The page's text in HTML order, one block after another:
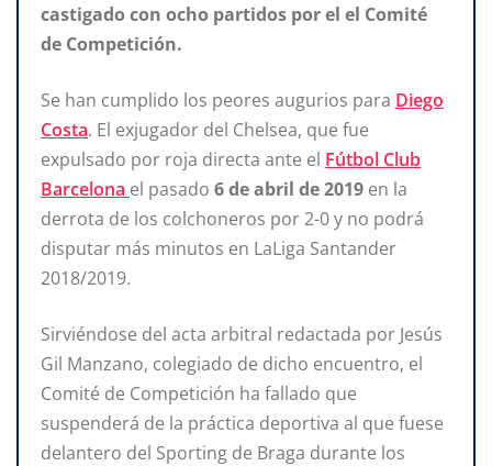
castigado con ocho partidos por el el Comité
de Competición.
Se han cumplido los peores augurios para Diego
Costa. El exjugador del Chelsea, que fue
expulsado por roja directa ante el Fútbol Club
Barcelona el pasado 6 de abril de 2019 en la
derrota de los colchoneros por 2-0 y no podrá
disputar más minutos en LaLiga Santander
2018/2019.
Sirviéndose del acta arbitral redactada por Jesús
Gil Manzano, colegiado de dicho encuentro, el
Comité de Competición ha fallado que
suspenderá de la práctica deportiva al que fuese
delantero del Sporting de Braga durante los